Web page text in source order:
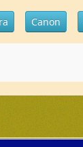
Canon